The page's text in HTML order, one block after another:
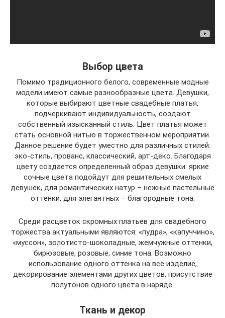
Выбор цвета
Помимо традиционного белого, современные модные
модели имеют самые разнообразные цвета. Девушки,
которые выбирают цветные свадебные платья,
подчеркивают индивидуальность, создают
собственный изысканный стиль. Цвет платья может
стать основной нитью в торжественном мероприятии.
Данное решение будет уместно для различных стилей:
эко-стиль, прованс, классический, арт-деко. Благодаря
цвету создается определенный образ девушки: яркие
сочные цвета подойдут для решительных смелых
девушек, для романтических натур – нежные пастельные
оттенки, для элегантных – благородные тона.
Среди расцветок скромных платьев для свадебного
торжества актуальными являются: «пудра», «капуччино»,
«муссон», золотисто-шоколадные, жемчужные оттенки,
бирюзовые, розовые, синие тона. Возможно
использование одного оттенка на все изделие,
декорирование элементами других цветов, присутствие
полутонов одного цвета в наряде.
Ткань и декор